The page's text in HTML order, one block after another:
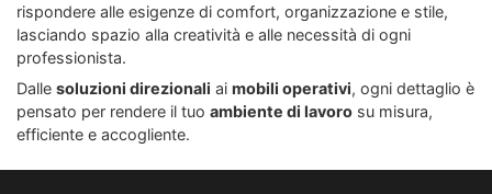
rispondere alle esigenze di comfort, organizzazione e stile,
lasciando spazio alla creatività e alle necessità di ogni
professionista.
Dalle soluzioni direzionali ai mobili operativi, ogni dettaglio è
pensato per rendere il tuo ambiente di lavoro su misura,
efficiente e accogliente.